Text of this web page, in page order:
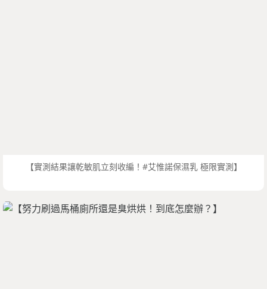
【實測結果讓乾敏肌立刻收編！#艾惟諾保濕乳 極限實測】